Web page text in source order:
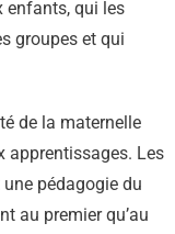
enfants, qui les
groupes et qui
de la maternelle
apprentissages. Les
pédagogie du
au premier qu’au